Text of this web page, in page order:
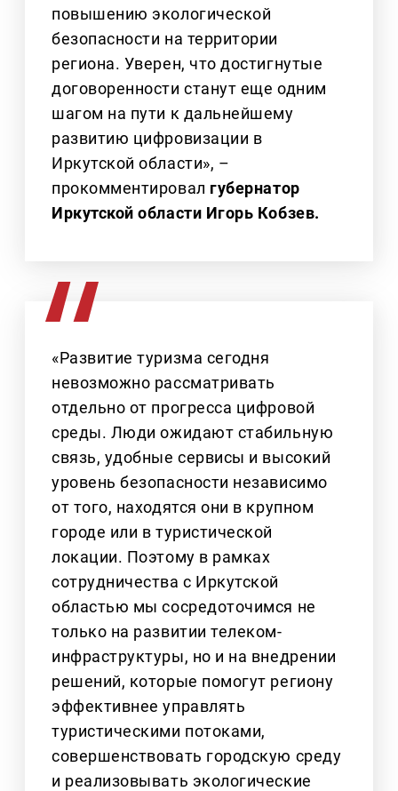
повышению экологической
безопасности на территории
региона. Уверен, что достигнутые
договоренности станут еще одним
шагом на пути к дальнейшему
развитию цифровизации в
Иркутской области», –
прокомментировал губернатор
Иркутской области Игорь Кобзев.
«Развитие туризма сегодня
невозможно рассматривать
отдельно от прогресса цифровой
среды. Люди ожидают стабильную
связь, удобные сервисы и высокий
уровень безопасности независимо
от того, находятся они в крупном
городе или в туристической
локации. Поэтому в рамках
сотрудничества с Иркутской
областью мы сосредоточимся не
только на развитии телеком-
инфраструктуры, но и на внедрении
решений, которые помогут региону
эффективнее управлять
туристическими потоками,
совершенствовать городскую среду
и реализовывать экологические